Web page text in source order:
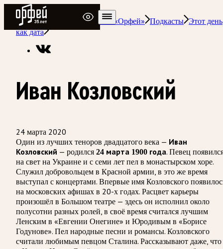
Радио Орфей
Радио классической музыки «Орфей» Подкасты Этот день
как дата
Иван Козловский
24 марта 2020
Один из лучших теноров двадцатого века — Иван
Козловский — родился 24 марта 1900 года. Певец
на свет на Украине и с семи лет пел в монастырском хоре.
Служил добровольцем в Красной армии, в это же время
выступал с концертами. Впервые имя Козловского
на московских афишах в 20-х годах. Расцвет карьеры
произошёл в Большом театре — здесь он исполнил около
полусотни разных ролей, в своё время считался лучшим
Ленским в «Евгении Онегине» и Юродивым в «Борисе
Годунове». Пел народные песни и романсы. Козловского
считали любимым певцом Сталина. Рассказывают даже, что